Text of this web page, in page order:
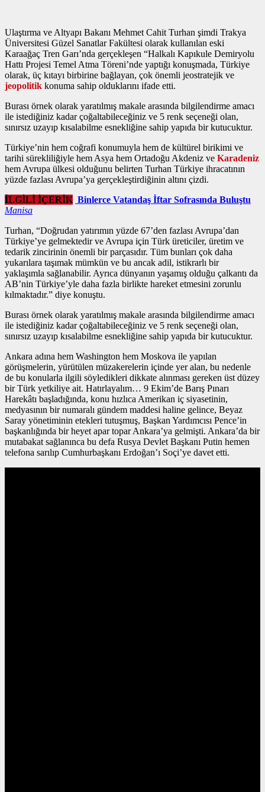
Ulaştırma ve Altyapı Bakanı Mehmet Cahit Turhan şimdi Trakya
Üniversitesi Güzel Sanatlar Fakültesi olarak kullanılan eski
Karaağaç Tren Garı’nda gerçekleşen “Halkalı Kapıkule Demiryolu
Hattı Projesi Temel Atma Töreni’nde yaptığı konuşmada, Türkiye
olarak, üç kıtayı birbirine bağlayan, çok önemli jeostratejik ve
jeopolitik konuma sahip olduklarını ifade etti.
Burası örnek olarak yaratılmış makale arasında bilgilendirme amacı
ile istediğiniz kadar çoğaltabileceğiniz ve 5 renk seçeneği olan,
sınırsız uzayıp kısalabilme esnekliğine sahip yapıda bir kutucuktur.
Türkiye’nin hem coğrafi konumuyla hem de kültürel birikimi ve
tarihi sürekliliğiyle hem Asya hem Ortadoğu Akdeniz ve Karadeniz
hem Avrupa ülkesi olduğunu belirten Turhan Türkiye ihracatının
yüzde fazlası Avrupa’ya gerçekleştirdiğinin altını çizdi.
İLGİLİ İÇERİK Binlerce Vatandaş İftar Sofrasında Buluştu
Manisa
Turhan, “Doğrudan yatırımın yüzde 67’den fazlası Avrupa’dan
Türkiye’ye gelmektedir ve Avrupa için Türk üreticiler, üretim ve
tedarik zincirinin önemli bir parçasıdır. Tüm bunları çok daha
yukarılara taşımak mümkün ve bu ancak adil, istikrarlı bir
yaklaşımla sağlanabilir. Ayrıca dünyanın yaşamış olduğu çalkantı da
AB’nin Türkiye’yle daha fazla birlikte hareket etmesini zorunlu
kılmaktadır.” diye konuştu.
Burası örnek olarak yaratılmış makale arasında bilgilendirme amacı
ile istediğiniz kadar çoğaltabileceğiniz ve 5 renk seçeneği olan,
sınırsız uzayıp kısalabilme esnekliğine sahip yapıda bir kutucuktur.
Ankara adına hem Washington hem Moskova ile yapılan
görüşmelerin, yürütülen müzakerelerin içinde yer alan, bu nedenle
de bu konularla ilgili söyledikleri dikkate alınması gereken üst düzey
bir Türk yetkiliye ait. Hatırlayalım… 9 Ekim’de Barış Pınarı
Harekâtı başladığında, konu hızlıca Amerikan iç siyasetinin,
medyasının bir numaralı gündem maddesi haline gelince, Beyaz
Saray yönetiminin etekleri tutuşmuş, Başkan Yardımcısı Pence’in
başkanlığında bir heyet apar topar Ankara’ya gelmişti. Ankara’da bir
mutabakat sağlanınca bu defa Rusya Devlet Başkanı Putin hemen
telefona sarılıp Cumhurbaşkanı Erdoğan’ı Soçi’ye davet etti.